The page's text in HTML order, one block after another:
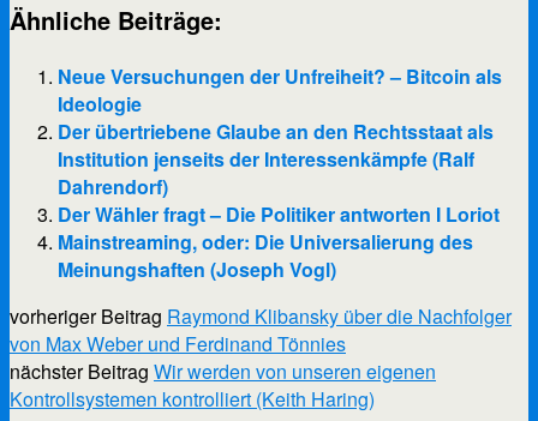
Ähnliche Beiträge:
Neue Versuchungen der Unfreiheit? – Bitcoin als
Ideologie
Der übertriebene Glaube an den Rechtsstaat als
Institution jenseits der Interessenkämpfe (Ralf
Dahrendorf)
Der Wähler fragt – Die Politiker antworten I Loriot
Mainstreaming, oder: Die Universalierung des
Meinungshaften (Joseph Vogl)
vorheriger Beitrag Raymond Klibansky über die Nachfolger
von Max Weber und Ferdinand Tönnies
nächster Beitrag Wir werden von unseren eigenen
Kontrollsystemen kontrolliert (Keith Haring)